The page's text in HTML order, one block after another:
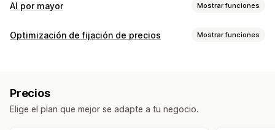
Al por mayor Mostrar funciones
Opciones de precio
Formulario de suscripción
Optimización de fijación de precios Mostrar funciones
Descuentos fijos
Descuentos por niveles Precios personalizados
Precios
Elige el plan que mejor se adapte a tu negocio.